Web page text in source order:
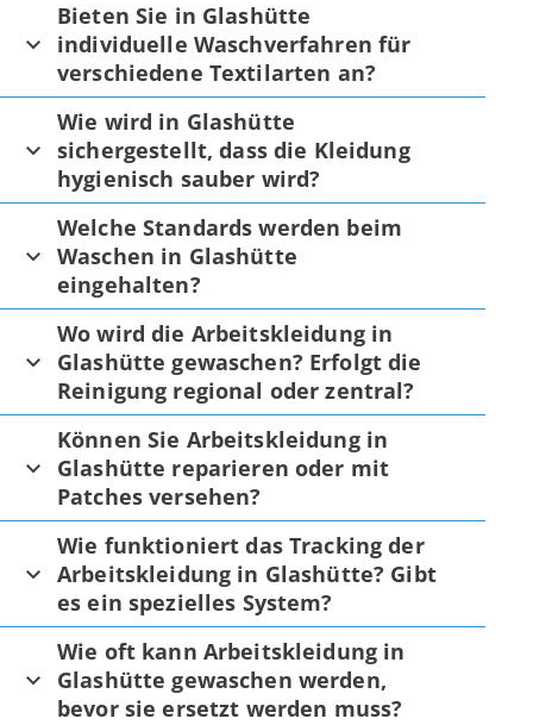
Bieten Sie in Glashütte
individuelle Waschverfahren für
verschiedene Textilarten an?
Wie wird in Glashütte
sichergestellt, dass die Kleidung
hygienisch sauber wird?
Welche Standards werden beim
Waschen in Glashütte
eingehalten?
Wo wird die Arbeitskleidung in
Glashütte gewaschen? Erfolgt die
Reinigung regional oder zentral?
Können Sie Arbeitskleidung in
Glashütte reparieren oder mit
Patches versehen?
Wie funktioniert das Tracking der
Arbeitskleidung in Glashütte? Gibt
es ein spezielles System?
Wie oft kann Arbeitskleidung in
Glashütte gewaschen werden,
bevor sie ersetzt werden muss?